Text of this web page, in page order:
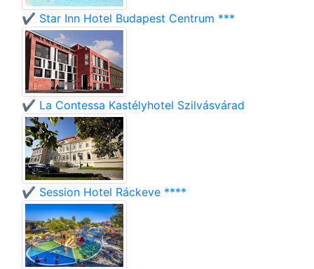
✔️ Star Inn Hotel Budapest Centrum ***
✔️ La Contessa Kastélyhotel Szilvásvárad
✔️ Session Hotel Ráckeve ****